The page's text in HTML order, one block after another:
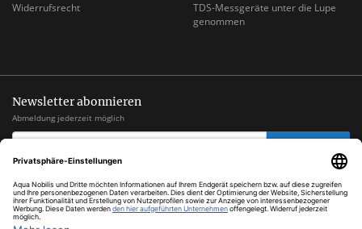
Widerrufsrecht
TDS-Messgeräte unter die Lupe
genommen
Newsletter abonnieren
Abmeldung jederzeit möglich
EMAIL-